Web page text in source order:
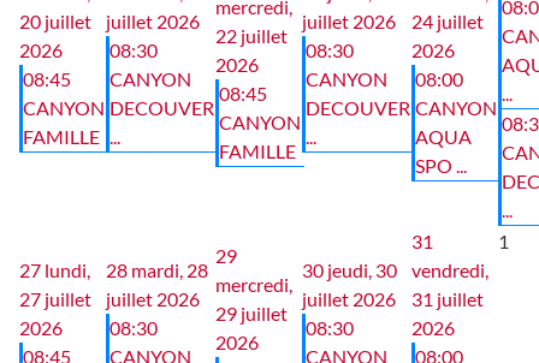
20 juillet
2026
08:45
CANYON
FAMILLE
juillet 2026
08:30
CANYON
DECOUVER
...
mercredi,
22 juillet
2026
08:45
CANYON
FAMILLE
juillet 2026
08:30
CANYON
DECOUVER
...
24 juillet
2026
08:00
CANYON
AQUA
SPO ...
...
...
27 lundi,
27 juillet
2026
08:45
28 mardi, 28
juillet 2026
08:30
CANYON
29
mercredi,
29 juillet
2026
30 jeudi, 30
juillet 2026
08:30
CANYON
31
vendredi,
31 juillet
2026
08:00
1